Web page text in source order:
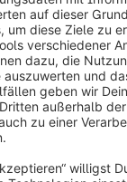
info@shopware.com